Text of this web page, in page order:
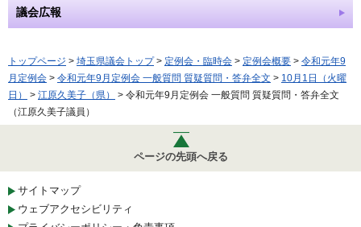
議会広報
トップページ > 埼玉県議会トップ> 定例会・臨時会 > 定例会概要 > 令和元年9
月定例会 > 令和元年9月定例会 一般質問 質疑質問・答弁全文 > 10月1日（火曜
日）
> 江原久美子（県）
> 令和元年9月定例会 一般質問 質疑質問・答弁全文
（江原久美子議員）
ページの先頭へ戻る
サイトマップ
ウェブアクセシビリティ